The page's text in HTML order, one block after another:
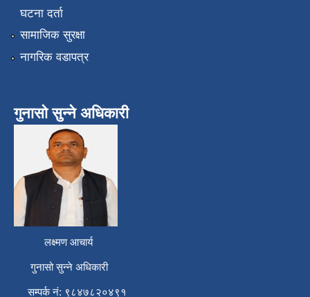
घटना दर्ता
सामाजिक सुरक्षा
नागरिक वडापत्र
गुनासो सुन्ने अधिकारी
लक्ष्मण आचार्य
गुनासो सुन्ने अधिकारी
सम्पर्क नं: ९८४७८२०४९१